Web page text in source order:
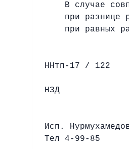
В случае
при разнице
при равных
ННтп-17 / 122
НЗД
Исп.
Тел 4-99-85